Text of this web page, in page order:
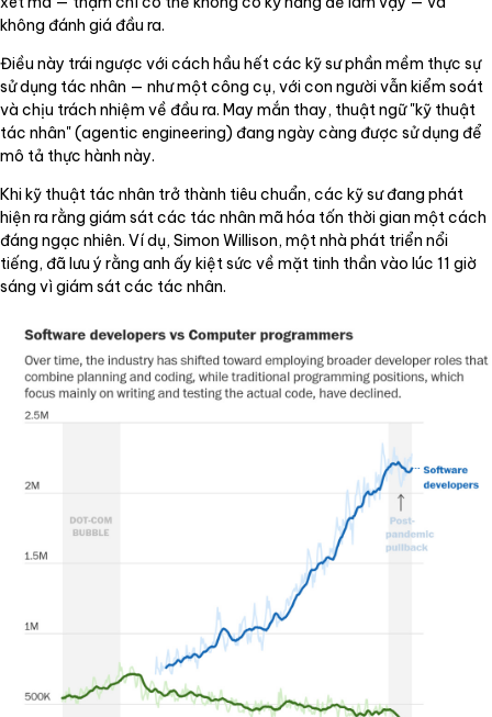
không đánh giá đầu ra.
Điều này trái ngược với cách hầu hết các kỹ sư phần mềm thực sự
sử dụng tác nhân — như một công cụ, với con người vẫn kiểm soát
và chịu trách nhiệm về đầu ra. May mắn thay, thuật ngữ "kỹ thuật
tác nhân" (agentic engineering) đang ngày càng được sử dụng để
mô tả thực hành này.
Khi kỹ thuật tác nhân trở thành tiêu chuẩn, các kỹ sư đang phát
hiện ra rằng giám sát các tác nhân mã hóa tốn thời gian một cách
đáng ngạc nhiên. Ví dụ, Simon Willison, một nhà phát triển nổi
tiếng, đã lưu ý rằng anh ấy kiệt sức về mặt tinh thần vào lúc 11 giờ
sáng vì giám sát các tác nhân.